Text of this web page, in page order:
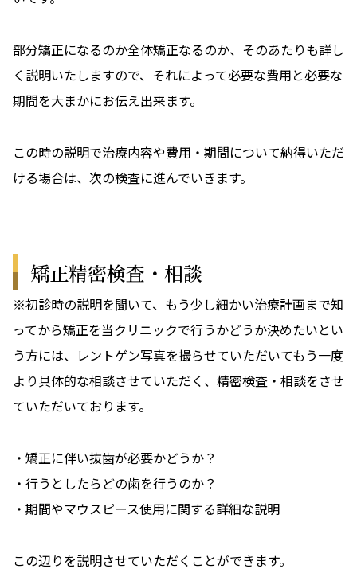
部分矯正になるのか全体矯正なるのか、そのあたりも詳し
く説明いたしますので、それによって必要な費用と必要な
期間を大まかにお伝え出来ます。
この時の説明で治療内容や費用・期間について納得いただ
ける場合は、次の検査に進んでいきます。
矯正精密検査・相談
※初診時の説明を聞いて、もう少し細かい治療計画まで知
ってから矯正を当クリニックで行うかどうか決めたいとい
う方には、レントゲン写真を撮らせていただいてもう一度
より具体的な相談させていただく、精密検査・相談をさせ
ていただいております。
・矯正に伴い抜歯が必要かどうか？
・行うとしたらどの歯を行うのか？
・期間やマウスピース使用に関する詳細な説明
この辺りを説明させていただくことができます。